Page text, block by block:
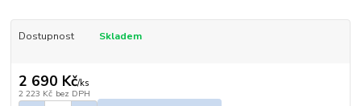
Dostupnost Skladem
2 690 Kč/ks
2 223 Kč bez DPH